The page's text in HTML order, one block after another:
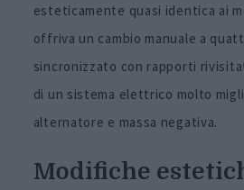
esteticamente quasi identica ai
offriva un cambio manuale a
sincronizzato con rapporti
di un sistema elettrico molto
alternatore e massa negativa.
Modifiche